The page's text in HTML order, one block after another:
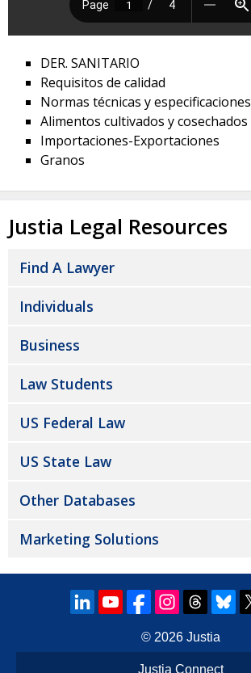
DER. SANITARIO
Requisitos de calidad
Normas técnicas y especificaciones
Alimentos cultivados y cosechados
Importaciones-Exportaciones
Granos
Justia Legal Resources
Find A Lawyer
Individuals
Business
Law Students
US Federal Law
US State Law
Other Databases
Marketing Solutions
© 2026 Justia
Justia Connect